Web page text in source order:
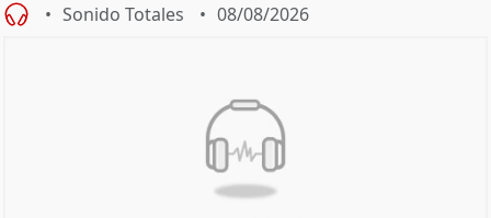
Sonido Totales 08/08/2026